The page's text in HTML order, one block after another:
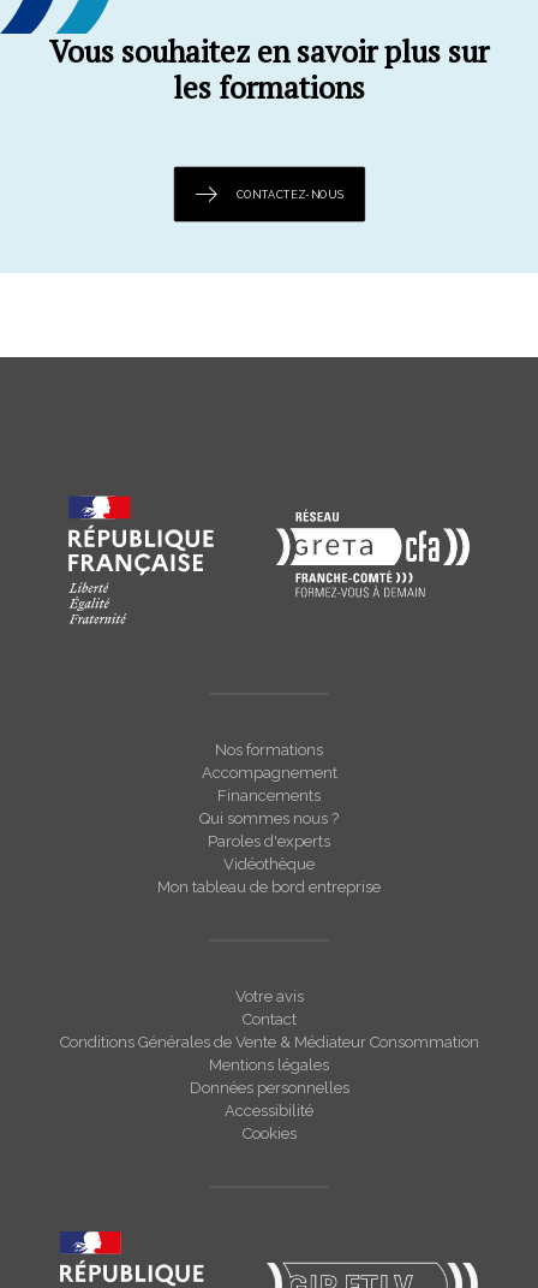
Vous souhaitez en savoir plus sur
les formations
CONTACTEZ-NOUS
Nos formations
Accompagnement
Financements
Qui sommes nous ?
Paroles d'experts
Vidéothèque
Mon tableau de bord entreprise
Votre avis
Contact
Conditions Générales de Vente & Médiateur Consommation
Mentions légales
Données personnelles
Accessibilité
Cookies